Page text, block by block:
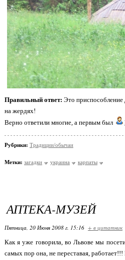
Правильный ответ: Это приспособление
на жердях!
Верно ответили многие, а первым был
Рубрики: Традиции/обычаи
Метки: загадки украина карпаты
АПТЕКА-МУЗЕЙ
Пятница, 20 Июня 2008 г. 15:16 + в цитатник
Как я уже говорила, во Львове мы
самых пор она, не переставая,